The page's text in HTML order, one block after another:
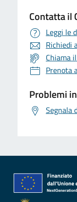
Contatta il
Leggi le
Richiedi
Chiama
Prenota
Problemi
Segnala